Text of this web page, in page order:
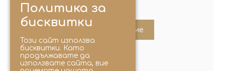
Абонирайте ме
Политика за
бисквитки
Този сайт използва
бисквитки. Като
продължавате да
използвате сайта, вие